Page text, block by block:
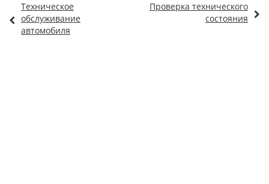
Техническое
обслуживание
автомобиля
Проверка технического
состояния